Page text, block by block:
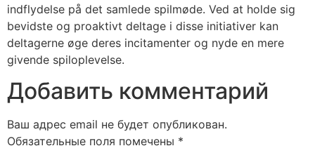
indflydelse på det samlede spilmøde. Ved at holde sig
bevidste og proaktivt deltage i disse initiativer kan
deltagerne øge deres incitamenter og nyde en mere
givende spiloplevelse.
Добавить комментарий
Ваш адрес email не будет опубликован.
Обязательные поля помечены *